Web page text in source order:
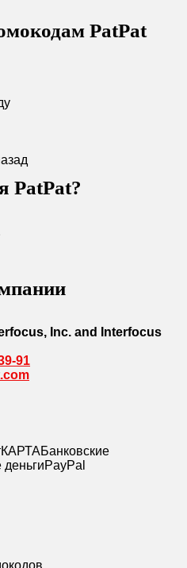
PatPat
PatPat?
Inc. and Interfocus
91
КАРТАБанковские
PayPal